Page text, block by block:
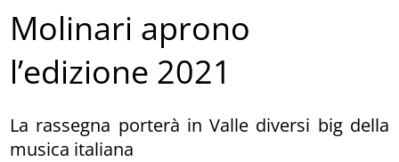
Molinari aprono
l’edizione 2021
La rassegna porterà in Valle diversi big della
musica italiana